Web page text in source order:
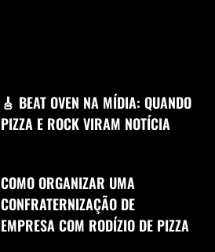
🎸 BEAT OVEN NA MÍDIA: QUANDO
PIZZA E ROCK VIRAM NOTÍCIA
COMO ORGANIZAR UMA
CONFRATERNIZAÇÃO DE
EMPRESA COM RODÍZIO DE PIZZA